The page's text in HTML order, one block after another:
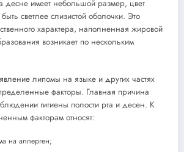
имеет небольшой размер, цвет
светлее слизистой оболочки. Это
характера, наполненная жировой
возникает по нескольким
липомы на языке и других частях
факторы. Главная причина
гигиены полости рта и десен. К
факторам относят:
на аллерген;